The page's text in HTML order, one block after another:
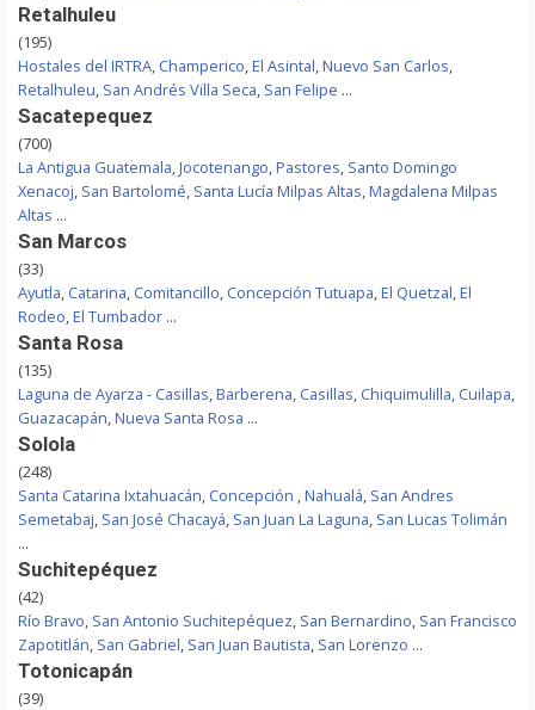
Retalhuleu
(195)
Hostales del IRTRA, Champerico,El Asintal,Nuevo San Carlos,
Retalhuleu, San Andrés Villa Seca, San Felipe ...
Sacatepequez
(700)
La Antigua Guatemala,Jocotenango,Pastores, Santo Domingo
Xenacoj, San Bartolomé, Santa Lucía Milpas Altas,Magdalena Milpas
Altas ...
San Marcos
(33)
Ayutla, Catarina, Comitancillo, Concepción Tutuapa,El Quetzal,El
Rodeo,El Tumbador ...
Santa Rosa
(135)
Laguna de Ayarza - Casillas,Barberena, Casillas, Chiquimulilla, Cuilapa,
Guazacapán,Nueva Santa Rosa ...
Solola
(248)
Santa Catarina Ixtahuacán, Concepción ,Nahualá, San Andres
Semetabaj, San José Chacayá, San Juan La Laguna, San Lucas Tolimán
...
Suchitepéquez
(42)
Río Bravo, San Antonio Suchitepéquez, San Bernardino, San Francisco
Zapotitlán, San Gabriel, San Juan Bautista, San Lorenzo ...
Totonicapán
(39)